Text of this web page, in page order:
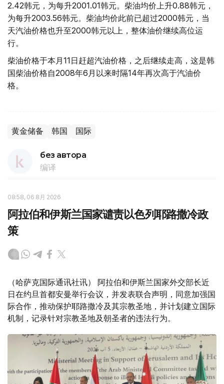
2.42韩元，为每升2001.01韩元。柴油均价上升0.88韩元，
为每升2003.56韩元。柴油均价此前已超过2000韩元，当
天汽油价格也升至2000韩元以上，整体油价继续高位运
行。
柴油价格于本月11日赶超汽油价格，之后继续走高，这是韩
国柴油价格自2008年6月以来时隔14年再次高于汽油价
格。
黄金储备 韩国 国际
без автора
编译
08:58, 06 8月 2026
阿拉伯和伊斯兰国家谴责以色列耶路撒冷政
策
（哈萨克国际通讯社讯） 阿拉伯和伊斯兰国家外交部长近
日在约旦首都安曼举行会议，并发表联合声明，同意加强国
际合作，推动保护耶路撒冷及其宗教圣地，并计划建立国际
机制，记录针对宗教圣地及朝圣者的违法行为。